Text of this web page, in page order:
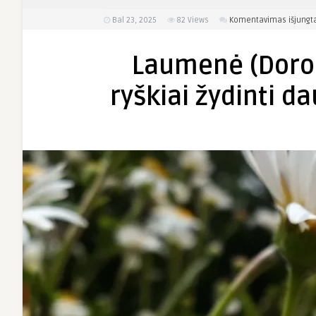
Bal 23, 2025 82 Views Komentavimas
Laumenė
ryškiai žydinti